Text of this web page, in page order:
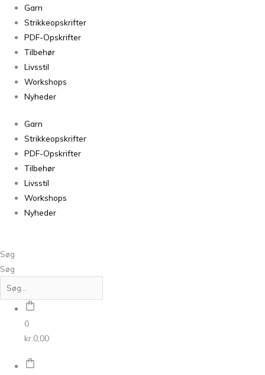
Garn
Strikkeopskrifter
PDF-Opskrifter
Tilbehør
Livsstil
Workshops
Nyheder
Garn
Strikkeopskrifter
PDF-Opskrifter
Tilbehør
Livsstil
Workshops
Nyheder
Søg
Søg
0
kr. 0,00